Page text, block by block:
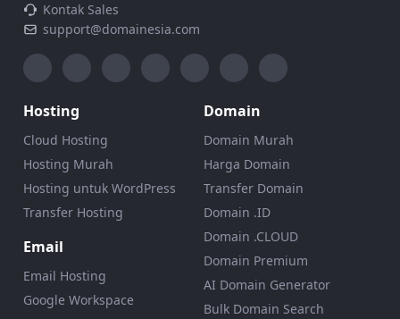
Kontak Sales
support@domainesia.com
Hosting
Cloud Hosting
Hosting Murah
Hosting untuk WordPress
Transfer Hosting
Email
Email Hosting
Google Workspace
Domain
Domain Murah
Harga Domain
Transfer Domain
Domain .ID
Domain .CLOUD
Domain Premium
AI Domain Generator
Bulk Domain Search